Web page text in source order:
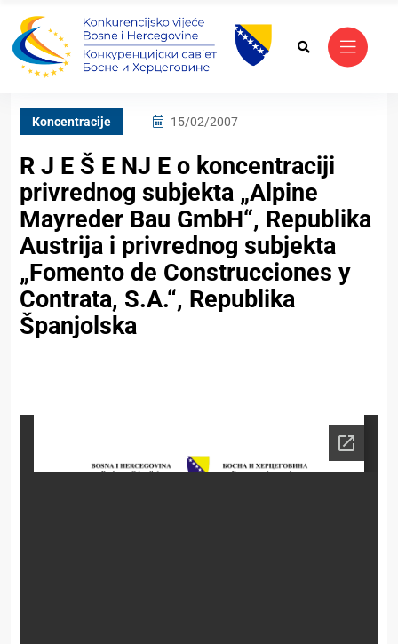
Koncentracije 15/02/2007
R J E Š E NJ E o koncentraciji
privrednog subjekta „Alpine
Mayreder Bau GmbH“, Republika
Austrija i privrednog subjekta
„Fomento de Construcciones y
Contrata, S.A.“, Republika
Španjolska